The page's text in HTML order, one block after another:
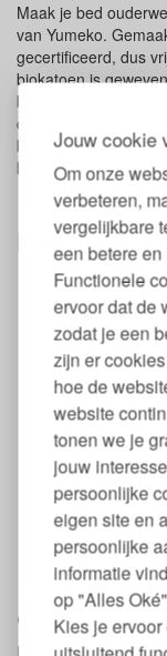
Jouw cookie
Om onze
verbeteren,
vergelijkbare
een betere
Functionele
ervoor dat de
zodat je een
zijn er
hoe de
website
tonen we je
jouw
persoonlijke
eigen site en
persoonlijke
informatie
op "Alles
Kies je
Maak je bed
van Yumeko.
gecertificeerd, dus
biokatoen is
betekent dat per
dit bedlaken een
biokatoenen laken is
kleuren.
katoensatijn
100%
Voeldoet aan
Fairtrade
Treadcount
Vrij van
Wasbaar tot
Kan in de
Kan
In meerdere
In diverse
180 x
240 x
280 x
Laken
gecertificeerd
Het beddengoed